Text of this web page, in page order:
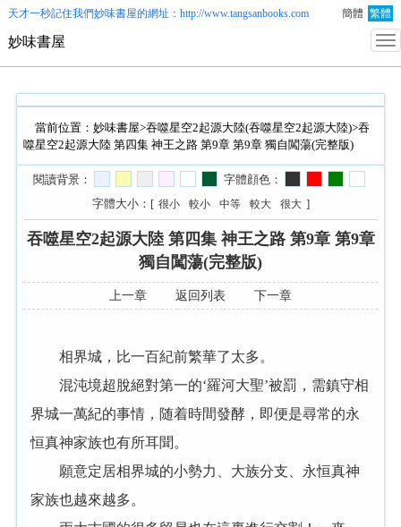
天才一秒記住我們妙味書屋的網址：http://www.tangsanbooks.com 簡體 繁體
妙味書屋
當前位置： 妙味書屋>吞噬星空2起源大陸(吞噬星空2起源大陸)>吞
噬星空2起源大陸 第四集 神王之路 第9章 第9章 獨自闖蕩(完整版)
閱讀背景：
字體顔色：
字體大小：[ 很小 較小 中等 較大 很大 ]
吞噬星空2起源大陸 第四集 神王之路 第9章 第9章
獨自闖蕩(完整版)
上一章 返回列表 下一章
相界城，比一百紀前繁華了太多。
混沌境超脫絕對第一的‘羅河大聖’被罰，需鎮守相
界城一萬紀的事情，随着時間發酵，即便是尋常的永
恒真神家族也有所耳聞。
願意定居相界城的小勢力、大族分支、永恒真神
家族也越來越多。